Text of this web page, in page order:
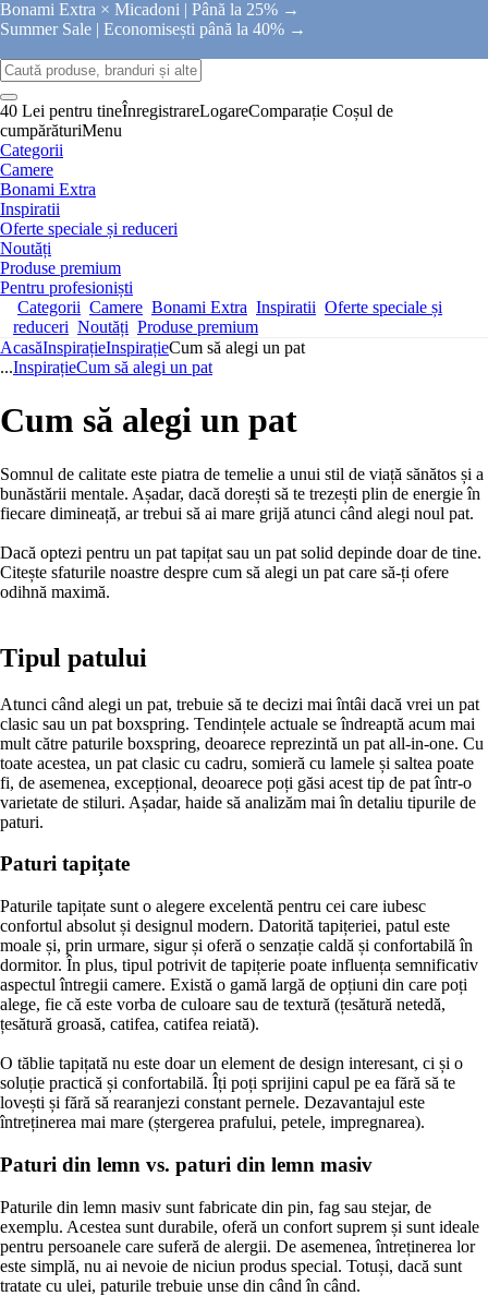
Bonami Extra × Micadoni | Până la 25% →
Summer Sale | Economisești până la 40% →
40 Lei pentru tineÎnregistrareLogareComparație Coșul de
cumpărăturiMenu
Categorii
Camere
Bonami Extra
Inspiratii
Oferte speciale și reduceri
Noutăți
Produse premium
Pentru profesioniști
Categorii Camere Bonami Extra Inspiratii Oferte speciale și
reduceri Noutăți Produse premium
AcasăInspirațieInspirațieCum să alegi un pat
...InspirațieCum să alegi un pat
Cum să alegi un pat
Somnul de calitate este piatra de temelie a unui stil de viață sănătos și a
bunăstării mentale. Așadar, dacă dorești să te trezești plin de energie în
fiecare dimineață, ar trebui să ai mare grijă atunci când alegi noul pat.
Dacă optezi pentru un pat tapițat sau un pat solid depinde doar de tine.
Citește sfaturile noastre despre cum să alegi un pat care să-ți ofere
odihnă maximă.
Tipul patului
Atunci când alegi un pat, trebuie să te decizi mai întâi dacă vrei un pat
clasic sau un pat boxspring. Tendințele actuale se îndreaptă acum mai
mult către paturile boxspring, deoarece reprezintă un pat all-in-one. Cu
toate acestea, un pat clasic cu cadru, somieră cu lamele și saltea poate
fi, de asemenea, excepțional, deoarece poți găsi acest tip de pat într-o
varietate de stiluri. Așadar, haide să analizăm mai în detaliu tipurile de
paturi.
Paturi tapițate
Paturile tapițate sunt o alegere excelentă pentru cei care iubesc
confortul absolut și designul modern. Datorită tapițeriei, patul este
moale și, prin urmare, sigur și oferă o senzație caldă și confortabilă în
dormitor. În plus, tipul potrivit de tapițerie poate influența semnificativ
aspectul întregii camere. Există o gamă largă de opțiuni din care poți
alege, fie că este vorba de culoare sau de textură (țesătură netedă,
țesătură groasă, catifea, catifea reiată).
O tăblie tapițată nu este doar un element de design interesant, ci și o
soluție practică și confortabilă. Îți poți sprijini capul pe ea fără să te
lovești și fără să rearanjezi constant pernele. Dezavantajul este
întreținerea mai mare (ștergerea prafului, petele, impregnarea).
Paturi din lemn vs. paturi din lemn masiv
Paturile din lemn masiv sunt fabricate din pin, fag sau stejar, de
exemplu. Acestea sunt durabile, oferă un confort suprem și sunt ideale
pentru persoanele care suferă de alergii. De asemenea, întreținerea lor
este simplă, nu ai nevoie de niciun produs special. Totuși, dacă sunt
tratate cu ulei, paturile trebuie unse din când în când.